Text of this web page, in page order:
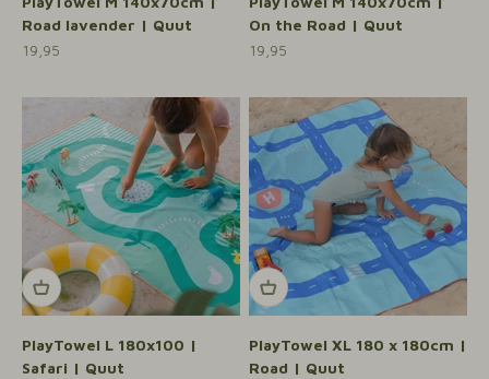
Road lavender | Quut
Aanbiedingsprijs
19,95
On the Road | Quut
Aanbiedingsprijs
19,95
PlayTowel L 180x100 |
Safari | Quut
PlayTowel XL 180 x 180cm |
Road | Quut